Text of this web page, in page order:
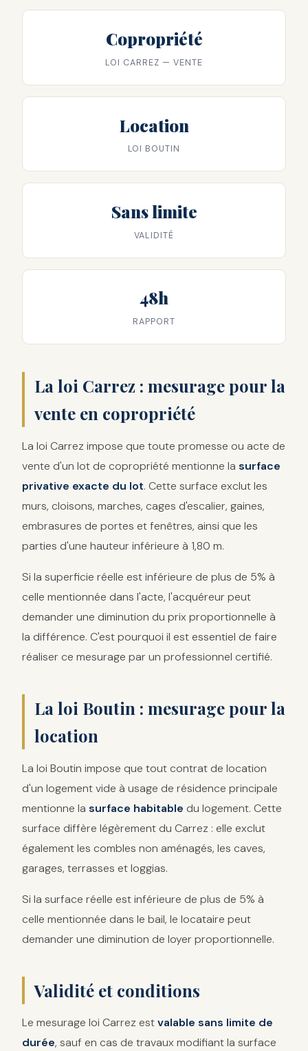
Copropriété
LOI CARREZ — VENTE
Location
LOI BOUTIN
Sans limite
VALIDITÉ
48h
RAPPORT
La loi Carrez : mesurage pour la
vente en copropriété
La loi Carrez impose que toute promesse ou acte de
vente d'un lot de copropriété mentionne la surface
privative exacte du lot. Cette surface exclut les
murs, cloisons, marches, cages d'escalier, gaines,
embrasures de portes et fenêtres, ainsi que les
parties d'une hauteur inférieure à 1,80 m.
Si la superficie réelle est inférieure de plus de 5% à
celle mentionnée dans l'acte, l'acquéreur peut
demander une diminution du prix proportionnelle à
la différence. C'est pourquoi il est essentiel de faire
réaliser ce mesurage par un professionnel certifié.
La loi Boutin : mesurage pour la
location
La loi Boutin impose que tout contrat de location
d'un logement vide à usage de résidence principale
mentionne la surface habitable du logement. Cette
surface diffère légèrement du Carrez : elle exclut
également les combles non aménagés, les caves,
garages, terrasses et loggias.
Si la surface réelle est inférieure de plus de 5% à
celle mentionnée dans le bail, le locataire peut
demander une diminution de loyer proportionnelle.
Validité et conditions
Le mesurage loi Carrez estvalable sans limite de
durée, sauf en cas de travaux modifiant la surface